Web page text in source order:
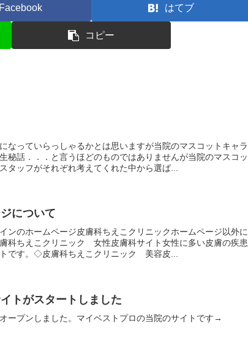
Facebook はてブ
コピー
なっていらっしゃるかとは思いますが当院のマスコットキャラ
秘話．．．と言うほどのものではありませんが当院のマスコッ
タッフがそれぞれ考えてくれた中から選ば...
について
ンのホームページ皮膚科ちえこクリニックホームページ以外に
科ちえこクリニック 女性皮膚科サイト女性に多い皮膚の疾患
です。◇皮膚科ちえこクリニック 美容皮...
トがスタートしました
ープンしました。マイベストプロの当院のサイトです→